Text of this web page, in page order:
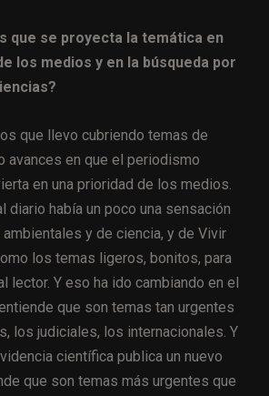
que se proyecta la temática en
los medios y en la búsqueda por
que llevo cubriendo temas de
avances en que el periodismo
en una prioridad de los medios.
diario había un poco una sensación
y de ciencia, y de Vivir
los temas ligeros, bonitos, para
lector. Y eso ha ido cambiando en el
que son temas tan urgentes
los judiciales, los internacionales. Y
científica publica un nuevo
que son temas más urgentes que